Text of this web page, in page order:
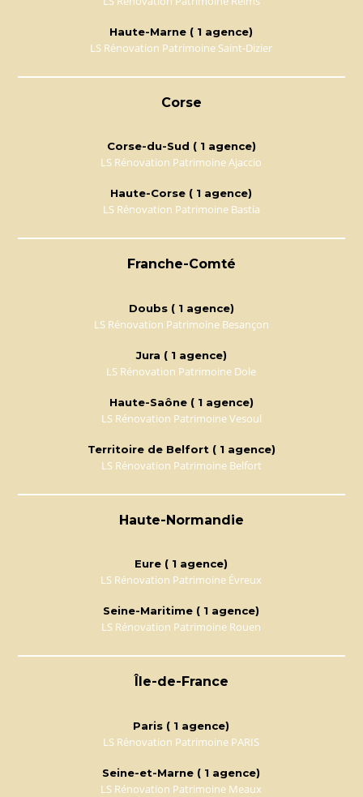
Haute-Marne ( 1 agence)
LS Rénovation Patrimoine Saint-Dizier
Corse
Corse-du-Sud ( 1 agence)
LS Rénovation Patrimoine Ajaccio
Haute-Corse ( 1 agence)
LS Rénovation Patrimoine Bastia
Franche-Comté
Doubs ( 1 agence)
LS Rénovation Patrimoine Besançon
Jura ( 1 agence)
LS Rénovation Patrimoine Dole
Haute-Saône ( 1 agence)
LS Rénovation Patrimoine Vesoul
Territoire de Belfort ( 1 agence)
LS Rénovation Patrimoine Belfort
Haute-Normandie
Eure ( 1 agence)
LS Rénovation Patrimoine Évreux
Seine-Maritime ( 1 agence)
LS Rénovation Patrimoine Rouen
Île-de-France
Paris ( 1 agence)
LS Rénovation Patrimoine PARIS
Seine-et-Marne ( 1 agence)
LS Rénovation Patrimoine Meaux